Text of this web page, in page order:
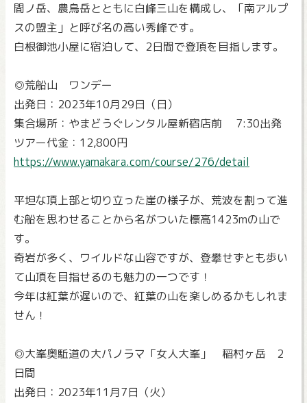
間ノ岳、農鳥岳とともに白峰三山を構成し、「南アルプ
スの盟主」と呼び名の高い秀峰です。
白根御池小屋に宿泊して、2日間で登頂を目指します。
◎荒船山 ワンデー
出発日：2023年10月29日（日）
集合場所：やまどうぐレンタル屋新宿店前 7:30出発
ツアー代金：12,800円
https://www.yamakara.com/course/276/detail
平坦な頂上部と切り立った崖の様子が、荒波を割って進
む船を思わせることから名がついた標高1423mの山で
す。
奇岩が多く、ワイルドな山容ですが、登攀せずとも歩い
て山頂を目指せるのも魅力の一つです！
今年は紅葉が遅いので、紅葉の山を楽しめるかもしれま
せん！
◎大峯奥駈道の大パノラマ「女人大峯」 稲村ヶ岳 2
日間
出発日：2023年11月7日（火）